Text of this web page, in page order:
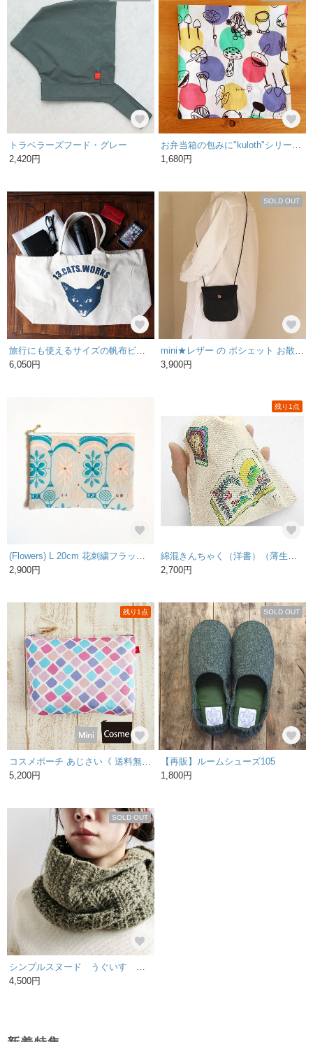
トラベラーズフード・グレー
2,420円
1,680円
6,050円
SOLD OUT
3,900円
2,900円
残り1点
2,700円
残り1点
5,200円
SOLD OUT
【再販】ルームシューズ105
1,800円
SOLD OUT
4,500円